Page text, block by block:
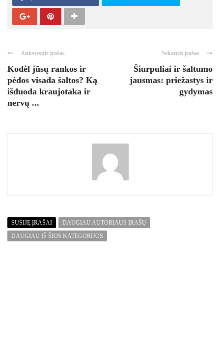
Ankstesnis įrašas
Kodėl jūsų rankos ir
pėdos visada šaltos? Ką
išduoda kraujotaka ir
nervų ...
Sekantis įrašas
Šiurpuliai ir šaltumo
jausmas: priežastys ir
gydymas
SUSIJĘ ĮRAŠAI
DAUGIAU AUTORIAUS ĮRAŠŲ
DAUGIAU IŠ ŠIOS KATEGORIJOS